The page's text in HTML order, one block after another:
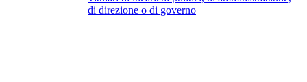
di direzione o di governo